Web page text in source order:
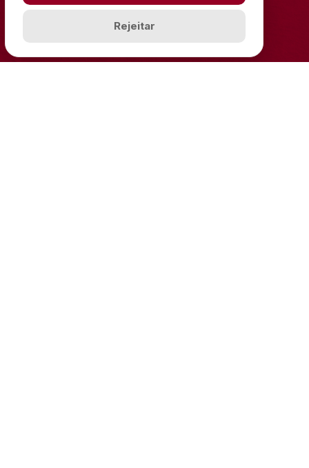
COMPRAR BILHETES
Rejeitar